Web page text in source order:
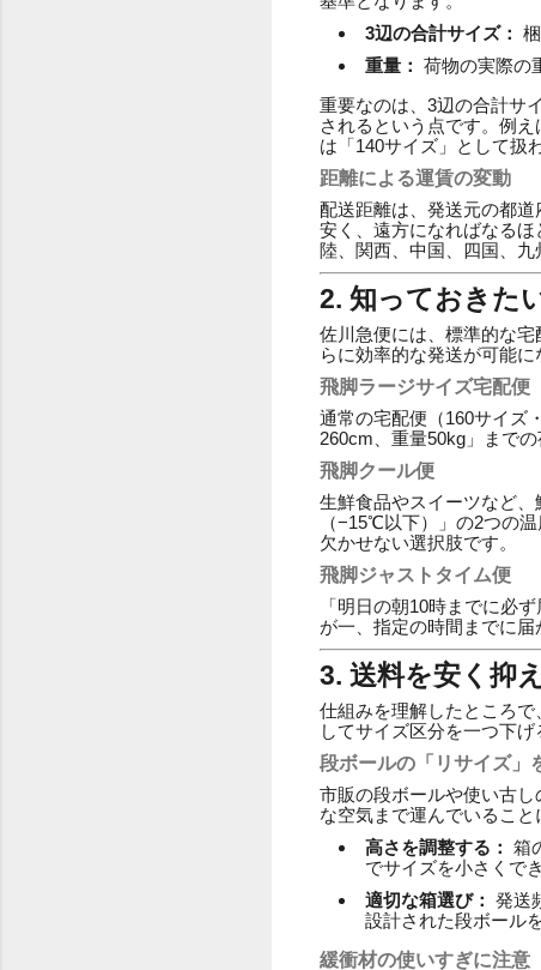
3辺の合計サイズ：
重量： 荷物の実際の
重要なのは、3辺の合計サ
されるという点です。例
は「140サイズ」として扱
距離による運賃の変動
配送距離は、発送元の都
安く、遠方になればなる
陸、関西、中国、四国、九
2. 知っておきた
佐川急便には、標準的な
らに効率的な発送が可能に
飛脚ラージサイズ宅配便
通常の宅配便（160サイズ
260cm、重量50kg」まで
飛脚クール便
生鮮食品やスイーツなど
（−15℃以下）」の2つの
欠かせない選択肢です。
飛脚ジャストタイム便
「明日の朝10時までに必
が一、指定の時間までに
3. 送料を安く抑
仕組みを理解したところ
してサイズ区分を一つ下げ
段ボールの「リサイズ」
市販の段ボールや使い古
な空気まで運んでいること
高さを調整する： 箱
でサイズを小さくで
適切な箱選び： 発送
設計された段ボール
緩衝材の使いすぎに注意